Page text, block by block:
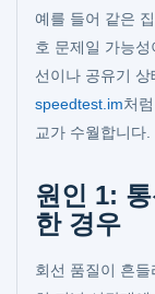
예를 들어 같은
호 문제일 가능
선이나 공유기
speedtest.im처
교가 수월합니다.
원인 1:
한 경우
회선 품질이 흔